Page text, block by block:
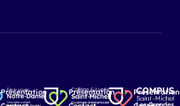
Présentation
Présentation
Présentation